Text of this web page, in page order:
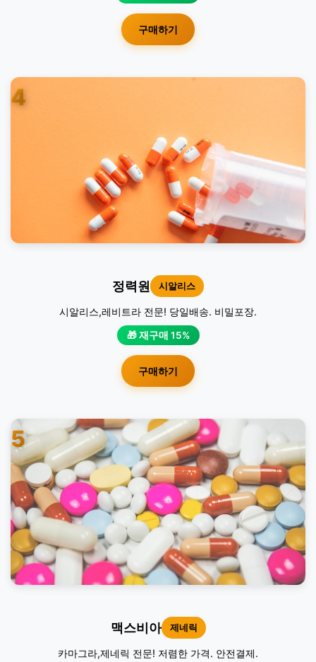
구매하기
4
정력원 시알리스
시알리스,레비트라 전문! 당일배송. 비밀포장.
🎁 재구매 15%
구매하기
5
맥스비아 제네릭
카마그라,제네릭 전문! 저렴한 가격. 안전결제.